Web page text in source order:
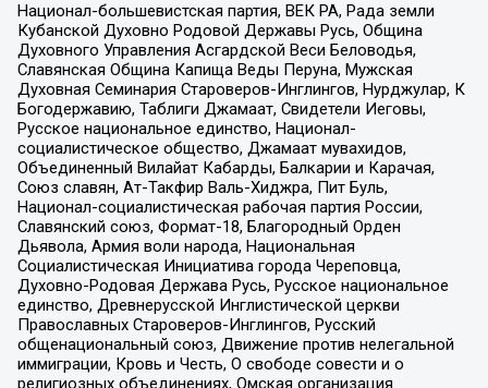
Национал-большевистская партия, ВЕК РА, Рада земли
Кубанской Духовно Родовой Державы Русь, Община
Духовного Управления Асгардской Веси Беловодья,
Славянская Община Капища Веды Перуна, Мужская
Духовная Семинария Староверов-Инглингов, Нурджулар, К
Богодержавию, Таблиги Джамаат, Свидетели Иеговы,
Русское национальное единство, Национал-
социалистическое общество, Джамаат мувахидов,
Объединенный Вилайат Кабарды, Балкарии и Карачая,
Союз славян, Ат-Такфир Валь-Хиджра, Пит Буль,
Национал-социалистическая рабочая партия России,
Славянский союз, Формат-18, Благородный Орден
Дьявола, Армия воли народа, Национальная
Социалистическая Инициатива города Череповца,
Духовно-Родовая Держава Русь, Русское национальное
единство, Древнерусской Инглистической церкви
Православных Староверов-Инглингов, Русский
общенациональный союз, Движение против нелегальной
иммиграции, Кровь и Честь, О свободе совести и о
религиозных объединениях, Омская организация